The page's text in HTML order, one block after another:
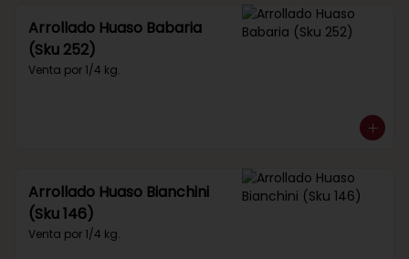
Arrollado Huaso Babaria
(Sku 252)
Venta por 1/4 kg.
Arrollado Huaso Bianchini
(Sku 146)
Venta por 1/4 kg.